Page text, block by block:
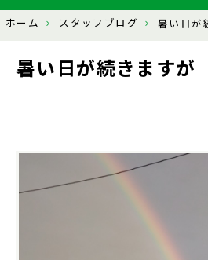
ホーム スタッフブログ 暑い日が
暑い日が続きますが